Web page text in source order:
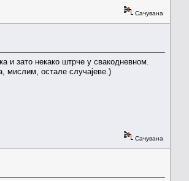
Сачувана
и зато некако штрче у свакодневном.
мислим, остале случајеве.)
Сачувана